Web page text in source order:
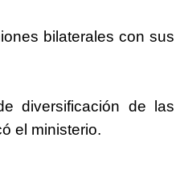
bilaterales con sus
diversificación de las
el ministerio.